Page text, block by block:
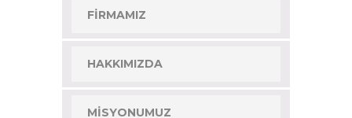
FIRMAMIZ
HAKKIMIZDA
MISYONUMUZ